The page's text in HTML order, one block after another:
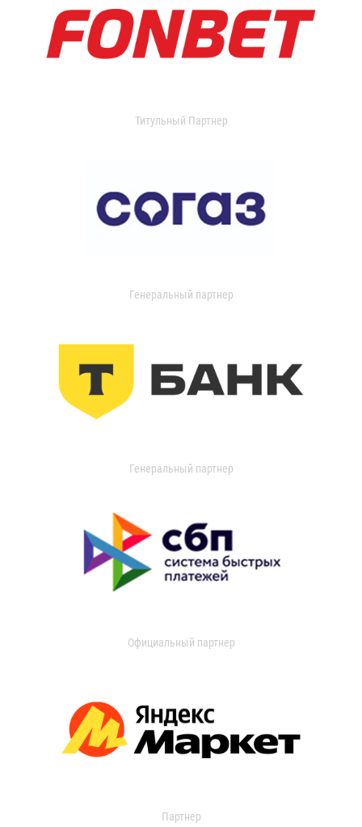
Титульный Партнер
Генеральный партнер
Генеральный партнер
Официальный партнер
Партнер